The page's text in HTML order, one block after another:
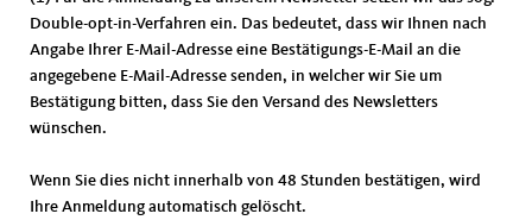
Double-opt-in-Verfahren ein. Das bedeutet, dass wir Ihnen nach
Angabe Ihrer E-Mail-Adresse eine Bestätigungs-E-Mail an die
angegebene E-Mail-Adresse senden, in welcher wir Sie um
Bestätigung bitten, dass Sie den Versand des Newsletters
wünschen.
Wenn Sie dies nicht innerhalb von 48 Stunden bestätigen, wird
Ihre Anmeldung automatisch gelöscht.